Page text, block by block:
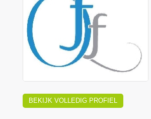
BEKIJK VOLLEDIG PROFIEL